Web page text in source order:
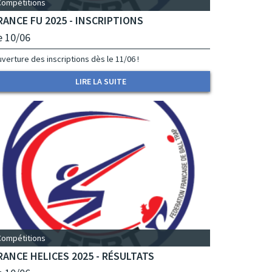
FU 2025 - INSCRIPTIONS
10/06
des inscriptions dès le 11/06 !
LIRE LA SUITE
HELICES 2025 - RÉSULTATS